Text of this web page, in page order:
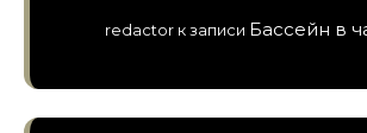
redactor к записи Бассейн в